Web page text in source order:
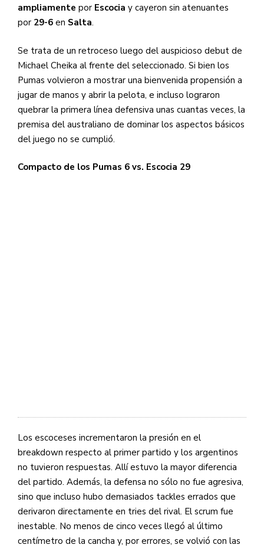
ampliamente por Escocia y cayeron sin atenuantes
por 29-6 en Salta.
Se trata de un retroceso luego del auspicioso debut de
Michael Cheika al frente del seleccionado. Si bien los
Pumas volvieron a mostrar una bienvenida propensión a
jugar de manos y abrir la pelota, e incluso lograron
quebrar la primera línea defensiva unas cuantas veces, la
premisa del australiano de dominar los aspectos básicos
del juego no se cumplió.
Compacto de los Pumas 6 vs. Escocia 29
Los escoceses incrementaron la presión en el
breakdown respecto al primer partido y los argentinos
no tuvieron respuestas. Allí estuvo la mayor diferencia
del partido. Además, la defensa no sólo no fue agresiva,
sino que incluso hubo demasiados tackles errados que
derivaron directamente en tries del rival. El scrum fue
inestable. No menos de cinco veces llegó al último
centímetro de la cancha y, por errores, se volvió con las